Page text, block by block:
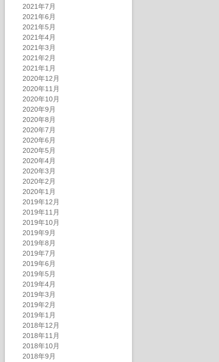
2021年7月
2021年6月
2021年5月
2021年4月
2021年3月
2021年2月
2021年1月
2020年12月
2020年11月
2020年10月
2020年9月
2020年8月
2020年7月
2020年6月
2020年5月
2020年4月
2020年3月
2020年2月
2020年1月
2019年12月
2019年11月
2019年10月
2019年9月
2019年8月
2019年7月
2019年6月
2019年5月
2019年4月
2019年3月
2019年2月
2019年1月
2018年12月
2018年11月
2018年10月
2018年9月